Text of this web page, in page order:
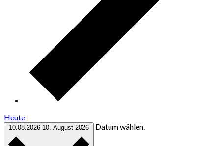
Heute
10.08.2026 10. August 2026 Datum wählen.